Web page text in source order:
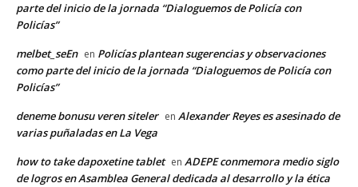
parte del inicio de la jornada “Dialoguemos de Policía con
Policías”
melbet_seEn en Policías plantean sugerencias y observaciones
como parte del inicio de la jornada “Dialoguemos de Policía con
Policías”
deneme bonusu veren siteler en Alexander Reyes es asesinado de
varias puñaladas en La Vega
how to take dapoxetine tablet en ADEPE conmemora medio siglo
de logros en Asamblea General dedicada al desarrollo y la ética